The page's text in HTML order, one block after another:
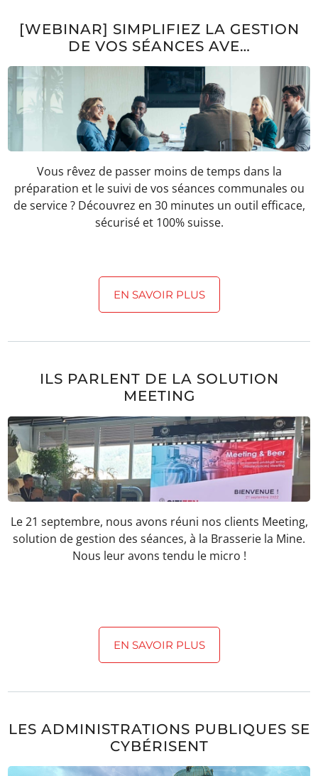
[WEBINAR] SIMPLIFIEZ LA GESTION
DE VOS SÉANCES AVE…
Vous rêvez de passer moins de temps dans la
préparation et le suivi de vos séances communales ou
de service ? Découvrez en 30 minutes un outil efficace,
sécurisé et 100% suisse.
EN SAVOIR PLUS
ILS PARLENT DE LA SOLUTION
MEETING
Le 21 septembre, nous avons réuni nos clients Meeting,
solution de gestion des séances, à la Brasserie la Mine.
Nous leur avons tendu le micro !
EN SAVOIR PLUS
LES ADMINISTRATIONS PUBLIQUES SE
CYBÉRISENT